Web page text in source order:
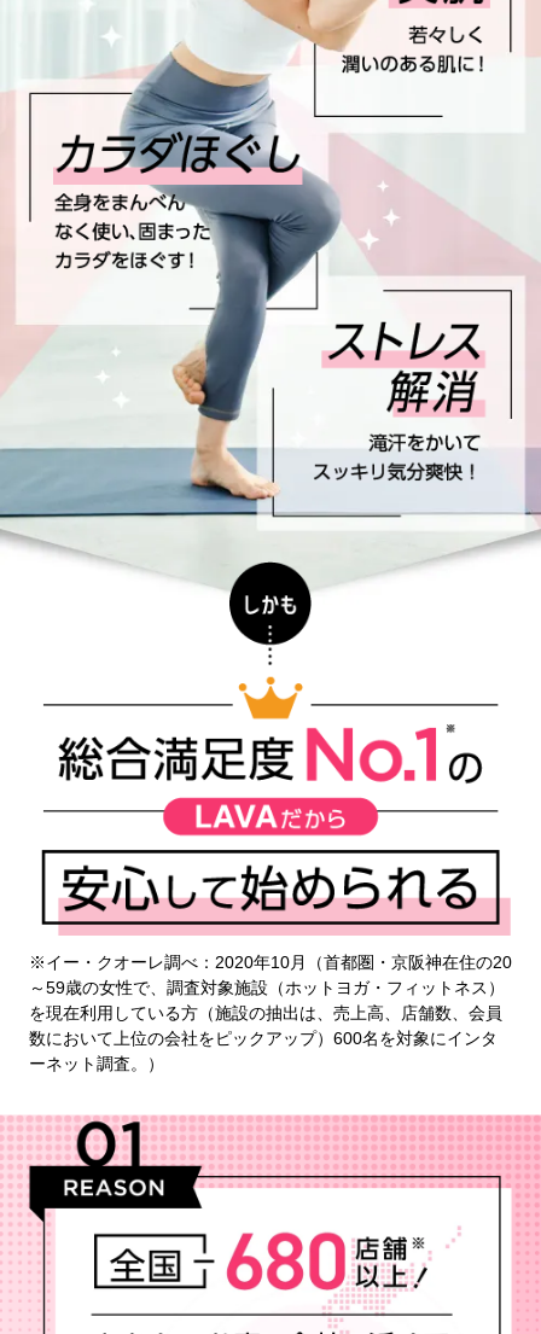
※イー・クオーレ調べ：2020年10月（首都圏・京阪神在住の20
～59歳の女性で、調査対象施設（ホットヨガ・フィットネス）
を現在利用している方（施設の抽出は、売上高、店舗数、会員
数において上位の会社をピックアップ）600名を対象にインタ
ーネット調査。）